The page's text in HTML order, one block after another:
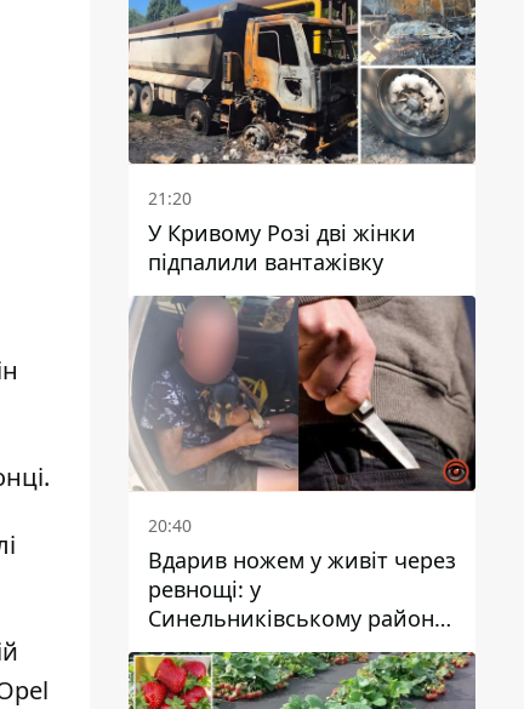
21:20
У Кривому Розі дві жінки
підпалили вантажівку
20:40
Вдарив ножем у живіт через
ревнощі: у
Синельниківському районі
затримали 49-річного
чоловіка за вбивство